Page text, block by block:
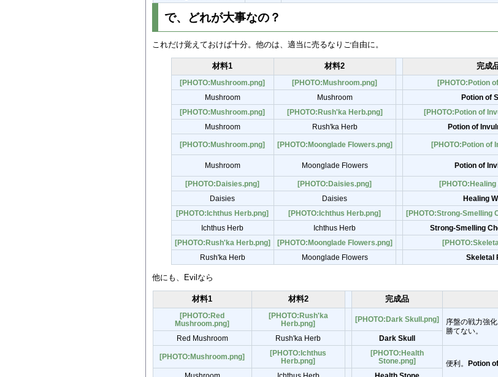
で、どれが大事なの？
これだけ覚えておけば十分。他のは、適当に売るなりご自由に。
材料1 材料2 完成
[PHOTO:Mushroom.png] [PHOTO:Mushroom.png]
[PHOTO:Potion
Mushroom
Mushroom
Potion of
[PHOTO:Mushroom.png]
[PHOTO:Rush'ka Herb.png]
[PHOTO:Potion of
Mushroom
Rush'ka Herb Potion of
[PHOTO:Mushroom.png] [PHOTO:Moonglade Flowers.png] [PHOTO:Potion of
Mushroom Moonglade Flowers Potion of
[PHOTO:Daisies.png] [PHOTO:Daisies.png]
Daisies
Daisies
Healing
[PHOTO:Ichthus Herb.png]
[PHOTO:Ichthus Herb.png]
[PHOTO:Strong-Smelling
Ichthus Herb
Ichthus Herb
Strong-Smelling
[PHOTO:Rush'ka Herb.png]
[PHOTO:Moonglade Flowers.png]
Rush'ka Herb
Moonglade Flowers Skeletal
他にも、Evilなら
材料1 材料2 完成品
[PHOTO:Red
Mushroom.png]
[PHOTO:Rush'ka
Herb.png]
[PHOTO:Dark Skull.png]
序盤の戦力強
勝てない。
Red Mushroom
Rush'ka Herb Dark Skull
[PHOTO:Mushroom.png]
[PHOTO:Ichthus
Herb.png]
[PHOTO:Health
Stone.png]
便利。 Potion